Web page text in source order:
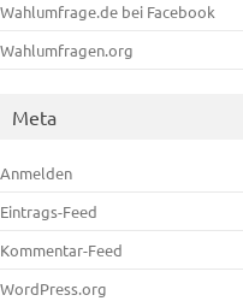
Wahlumfrage.de bei Facebook
Wahlumfragen.org
Meta
Anmelden
Eintrags-Feed
Kommentar-Feed
WordPress.org